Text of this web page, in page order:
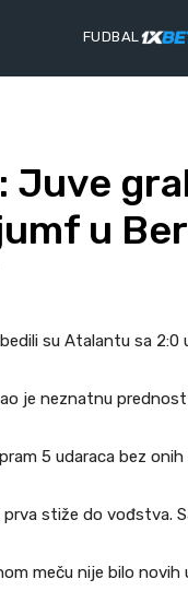
FUDBAL
Juve
u
su Atalantu sa 2:0
je neznatnu
5 udaraca bez
stiže do vođstva.
meču nije bilo